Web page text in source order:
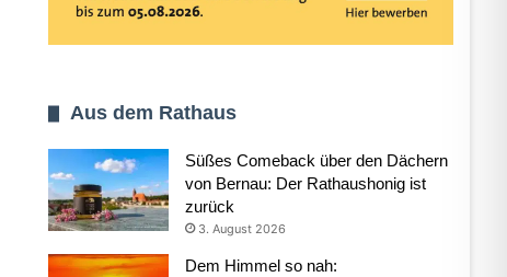
Aus dem Rathaus
Süßes Comeback über den Dächern
von Bernau: Der Rathaushonig ist
zurück
3. August 2026
Dem Himmel so nah: